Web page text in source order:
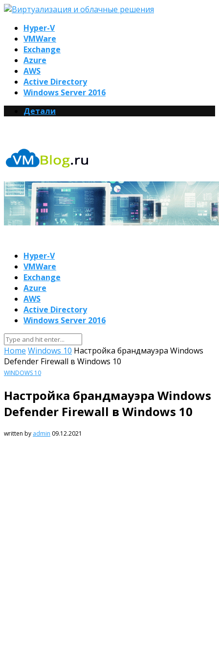
Hyper-V
VMWare
Exchange
Azure
AWS
Active Directory
Windows Server 2016
Детали
Hyper-V
VMWare
Exchange
Azure
AWS
Active Directory
Windows Server 2016
Home Windows 10 Настройка брандмауэра Windows
Defender Firewall в Windows 10
WINDOWS 10
Настройка брандмауэра Windows
Defender Firewall в Windows 10
written by admin 09.12.2021